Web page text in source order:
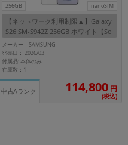
256GB nanoSIM
【ネットワーク利用制限▲】Galaxy
S26 SM-S942Z 256GB ホワイト【So
ftBank版 SIMフリー】
メーカー：SAMSUNG
発売日： 2026/03
付属品: 本体のみ
在庫数：1
中古Aランク 114,800 円
(税込)